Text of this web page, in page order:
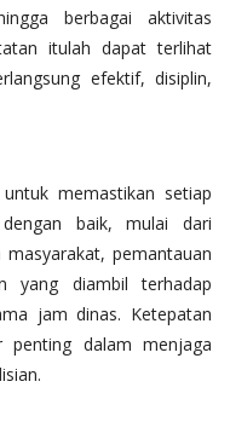
berbagai aktivitas
itulah dapat terlihat
efektif, disiplin,
memastikan setiap
baik, mulai dari
pemantauan
yang diambil terhadap
jam dinas. Ketepatan
penting dalam menjaga